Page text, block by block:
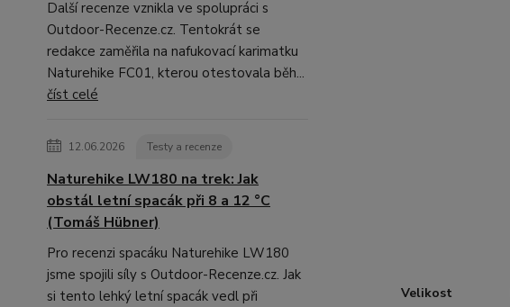
Další recenze vznikla ve spolupráci s
Outdoor-Recenze.cz. Tentokrát se
redakce zaměřila na nafukovací karimatku
Naturehike FC01, kterou otestovala běh...
číst celé
12.06.2026 Testy a recenze
Naturehike LW180 na trek: Jak
obstál letní spacák při 8 a 12 °C
(Tomáš Hübner)
Pro recenzi spacáku Naturehike LW180
jsme spojili síly s Outdoor-Recenze.cz. Jak
si tento lehký letní spacák vedl při
Velikost